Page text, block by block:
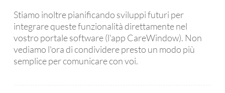
Stiamo inoltre pianificando sviluppi futuri per
integrare queste funzionalità direttamente nel
vostro portale software (l'app CareWindow). Non
vediamo l'ora di condividere presto un modo più
semplice per comunicare con voi.